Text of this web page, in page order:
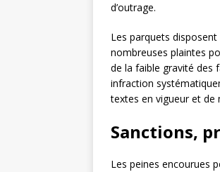
d’outrage.
Les parquets disposent
nombreuses plaintes
de la faible gravité des
infraction
textes en vigueur et de
Sanctions,
Les peines encourues